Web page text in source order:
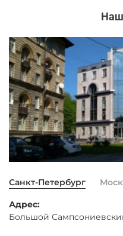
Санкт-Петербург
Адрес:
Большой